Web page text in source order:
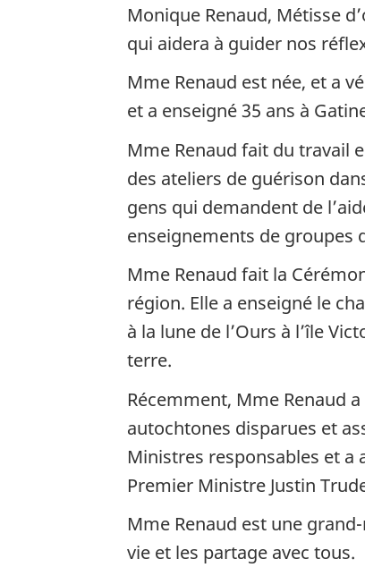
Monique Renaud, Métisse
qui aidera à guider nos
Mme Renaud est née, et a
et a enseigné 35 ans à
Mme Renaud fait du travail
des ateliers de guérison
gens qui demandent de
enseignements de groupes
Mme Renaud fait la
région. Elle a enseigné le
à la lune de l’Ours à l’île
terre.
Récemment, Mme Renaud
autochtones disparues et
Ministres responsables et a
Premier Ministre Justin
Mme Renaud est une
vie et les partage avec tous.